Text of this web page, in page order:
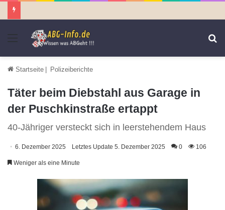
Menü
Startseite | Polizeiberichte
Täter beim Diebstahl aus Garage in
der Puschkinstraße ertappt
40-Jähriger versteckt sich in leerstehendem Haus
6. Dezember 2025 Letztes Update 5. Dezember 2025 0 106
Weniger als eine Minute